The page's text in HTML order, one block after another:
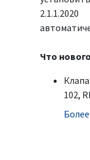
Что
102,